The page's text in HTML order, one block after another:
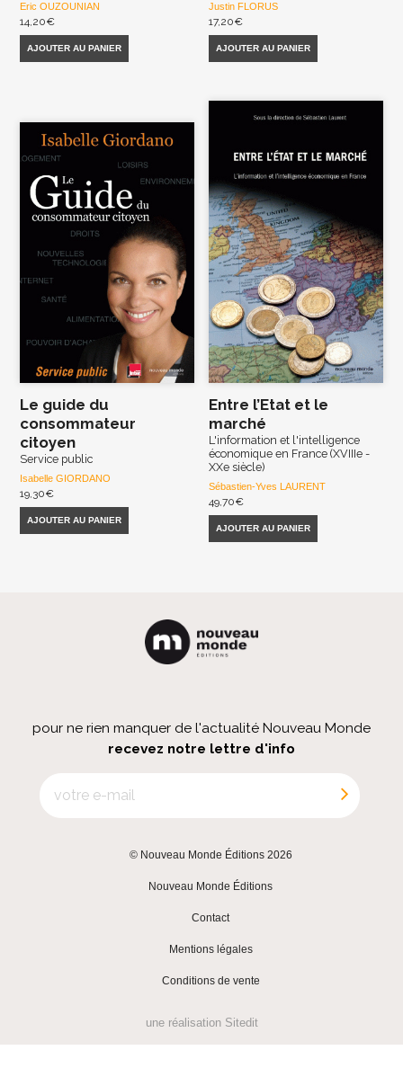
Eric OUZOUNIAN
14,20€
AJOUTER AU PANIER
Justin FLORUS
17,20€
AJOUTER AU PANIER
Le guide du
consommateur
citoyen
Service public
Isabelle GIORDANO
19,30€
AJOUTER AU PANIER
Entre l’Etat et le
marché
L'information et l'intelligence
économique en France (XVIIIe -
XXe siècle)
Sébastien-Yves LAURENT
49,70€
AJOUTER AU PANIER
pour ne rien manquer de l'actualité Nouveau Monde
recevez notre lettre d'info
© Nouveau Monde Éditions 2026
Nouveau Monde Éditions
Contact
Mentions légales
Conditions de vente
une réalisation Sitedit